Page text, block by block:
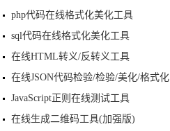
php代码在线格式化美化工具
sql代码在线格式化美化工具
在线HTML转义/反转义工具
在线JSON代码检验/检验/美化/格式化
JavaScript正则在线测试工具
在线生成二维码工具(加强版)